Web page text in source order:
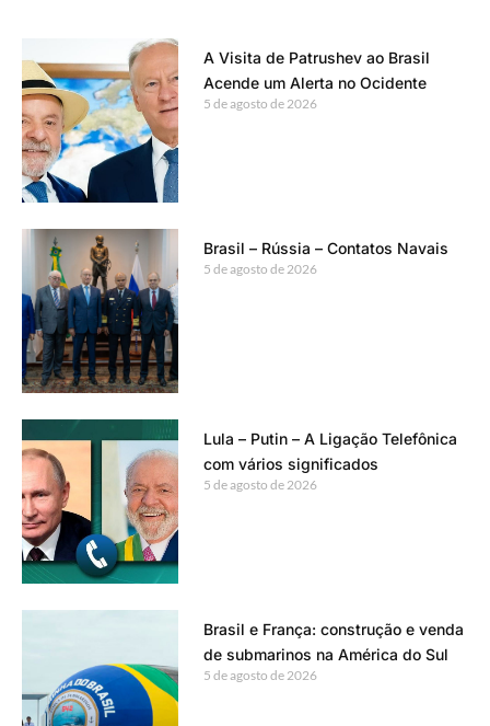
A Visita de Patrushev ao Brasil
Acende um Alerta no Ocidente
5 de agosto de 2026
Brasil – Rússia – Contatos Navais
5 de agosto de 2026
Lula – Putin – A Ligação Telefônica
com vários significados
5 de agosto de 2026
Brasil e França: construção e venda
de submarinos na América do Sul
5 de agosto de 2026